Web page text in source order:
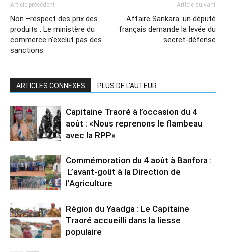
Article précédent
Non –respect des prix des
produits : Le ministère du
commerce n’exclut pas des
sanctions
Article suivant
Affaire Sankara: un député
français demande la levée du
secret-défense
ARTICLES CONNEXES PLUS DE L'AUTEUR
Capitaine Traoré à l’occasion du 4
août : «Nous reprenons le flambeau
avec la RPP»
Commémoration du 4 août à Banfora :
L’avant-goût à la Direction de
l’Agriculture
Région du Yaadga : Le Capitaine
Traoré accueilli dans la liesse
populaire